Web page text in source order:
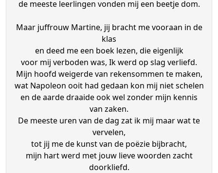
de meeste leerlingen vonden mij een beetje dom.
Maar juffrouw Martine, jij bracht me vooraan in de
klas
en deed me een boek lezen, die eigenlijk
voor mij verboden was, Ik werd op slag verliefd.
Mijn hoofd weigerde van rekensommen te maken,
wat Napoleon ooit had gedaan kon mij niet schelen
en de aarde draaide ook wel zonder mijn kennis
van zaken.
De meeste uren van de dag zat ik mij maar wat te
vervelen,
tot jij me de kunst van de poëzie bijbracht,
mijn hart werd met jouw lieve woorden zacht
doorkliefd.